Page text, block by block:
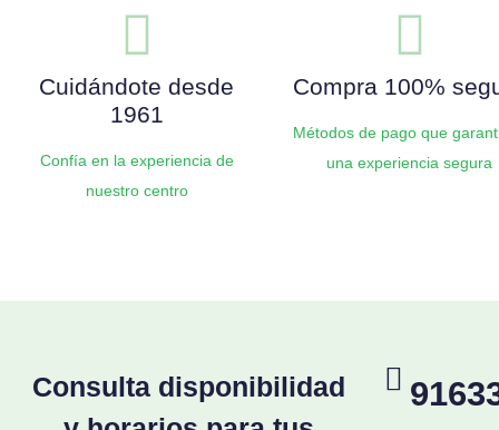
Cuidándote desde
1961
Confía en la experiencia de
nuestro centro
Compra 100%
Métodos de pago que
una experiencia segura
Consulta disponibilidad